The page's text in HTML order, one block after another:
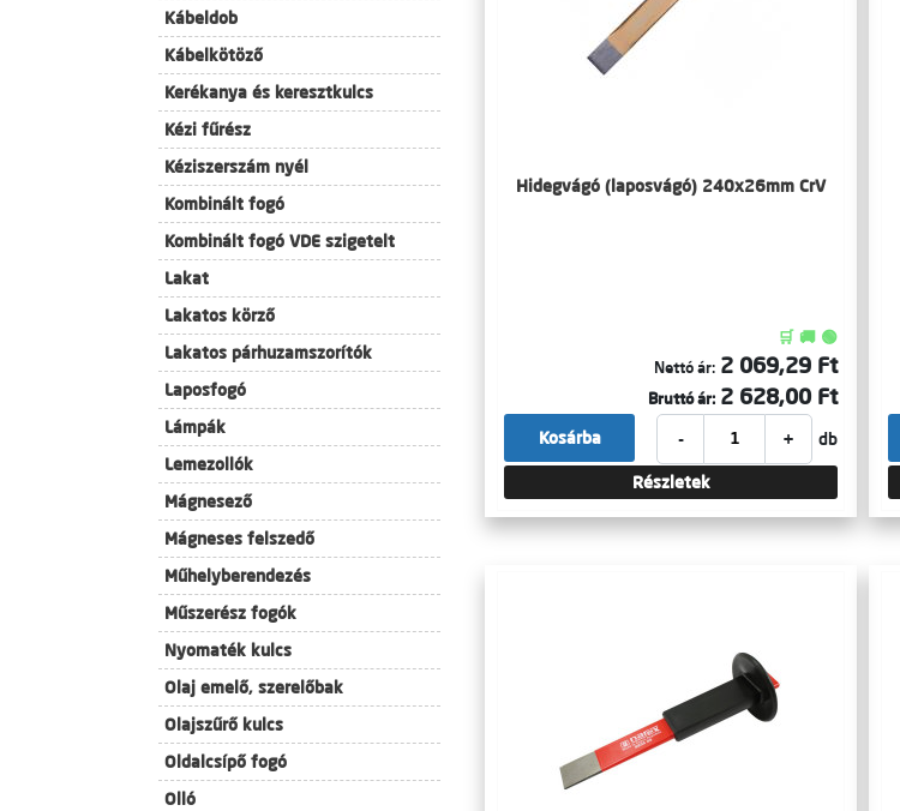
Kábeldob
Kábelkötöző
Kerékanya és keresztkulcs
Kézi fűrész
Kéziszerszám nyél
Kombinált fogó
Kombinált fogó VDE szigetelt
Lakat
Lakatos körző
Lakatos párhuzamszorítók
Laposfogó
Lámpák
Lemezollók
Mágnesező
Mágneses felszedő
Műhelyberendezés
Műszerész fogók
Nyomaték kulcs
Olaj emelő, szerelőbak
Olajszűrő kulcs
Oldalcsípő fogó
Olló
Hidegvágó (laposvágó) 240x26mm CrV
🛒 🚚 🟢
Nettó ár: 2 069,29 Ft
Bruttó ár: 2 628,00 Ft
- + db
Kosárba
Részletek